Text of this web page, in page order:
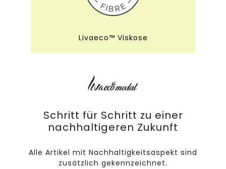
Livaeco™ Viskose
Schritt für Schritt zu einer
nachhaltigeren Zukunft
Alle Artikel mit Nachhaltigkeitsaspekt sind
zusätzlich gekennzeichnet.